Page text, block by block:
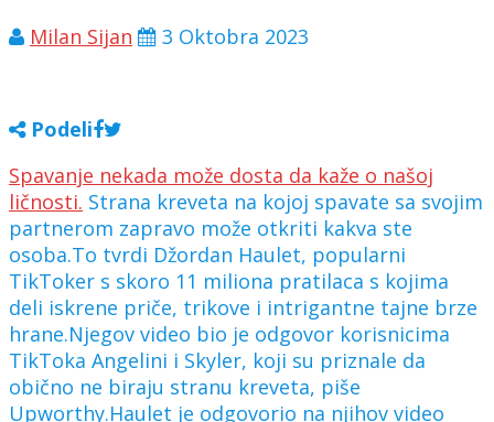
Milan Sijan 3 Oktobra 2023
Podeli
Spavanje nekada može dosta da kaže o našoj
ličnosti. Strana kreveta na kojoj spavate sa svojim
partnerom zapravo može otkriti kakva ste
osoba.To tvrdi Džordan Haulet, popularni
TikToker s skoro 11 miliona pratilaca s kojima
deli iskrene priče, trikove i intrigantne tajne brze
hrane.Njegov video bio je odgovor korisnicima
TikToka Angelini i Skyler, koji su priznale da
obično ne biraju stranu kreveta, piše
Upworthy.Haulet je odgovorio na njihov video